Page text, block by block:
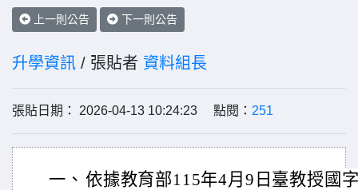
上一則公告 下一則公告
升學資訊 / 張貼者 資料組長
張貼日期： 2026-04-13 10:24:23 點閱： 251
一、 依據教育部115年4月9日臺教授國